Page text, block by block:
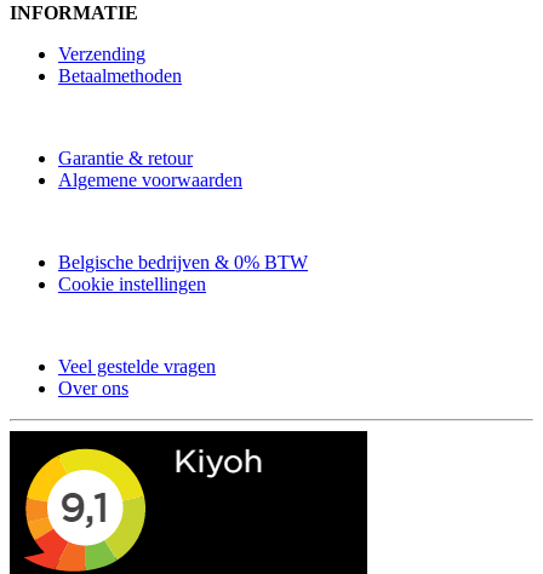
INFORMATIE
Verzending
Betaalmethoden
Garantie & retour
Algemene voorwaarden
Belgische bedrijven & 0% BTW
Cookie instellingen
Veel gestelde vragen
Over ons